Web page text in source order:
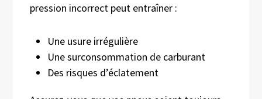
pression incorrect peut entraîner :
Une usure irrégulière
Une surconsommation de carburant
Des risques d’éclatement